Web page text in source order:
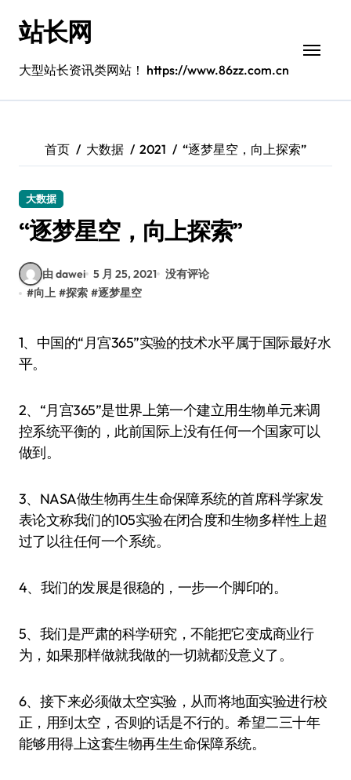
站长网
大型站长资讯类网站！ https://www.86zz.com.cn
首页 大数据 2021 “逐梦星空，向上探索”
大数据
“逐梦星空，向上探索”
由 dawei 5 月 25, 2021 没有评论
#向上 #探索 #逐梦星空
1、中国的“月宫365”实验的技术水平属于国际最好水
平。
2、“月宫365”是世界上第一个建立用生物单元来调
控系统平衡的，此前国际上没有任何一个国家可以
做到。
3、NASA做生物再生生命保障系统的首席科学家发
表论文称我们的105实验在闭合度和生物多样性上超
过了以往任何一个系统。
4、我们的发展是很稳的，一步一个脚印的。
5、我们是严肃的科学研究，不能把它变成商业行
为，如果那样做就我做的一切就都没意义了。
6、接下来必须做太空实验，从而将地面实验进行校
正，用到太空，否则的话是不行的。希望二三十年
能够用得上这套生物再生生命保障系统。